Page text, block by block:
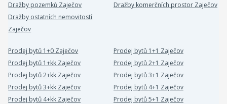
Dražby pozemků Zaječov
Dražby komerčních prostor Zaječov
Dražby ostatních nemovitostí
Zaječov
Prodej bytů 1+0 Zaječov
Prodej bytů 1+1 Zaječov
Prodej bytů 1+kk Zaječov
Prodej bytů 2+1 Zaječov
Prodej bytů 2+kk Zaječov
Prodej bytů 3+1 Zaječov
Prodej bytů 3+kk Zaječov
Prodej bytů 4+1 Zaječov
Prodej bytů 4+kk Zaječov
Prodej bytů 5+1 Zaječov